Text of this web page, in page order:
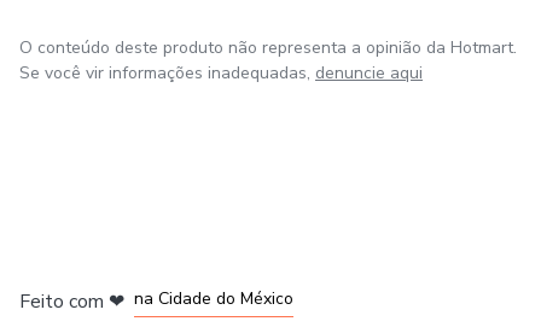
O conteúdo deste produto não representa a opinião da Hotmart.
Se você vir informações inadequadas, denuncie aqui
Feito com ❤ na Cidade do México